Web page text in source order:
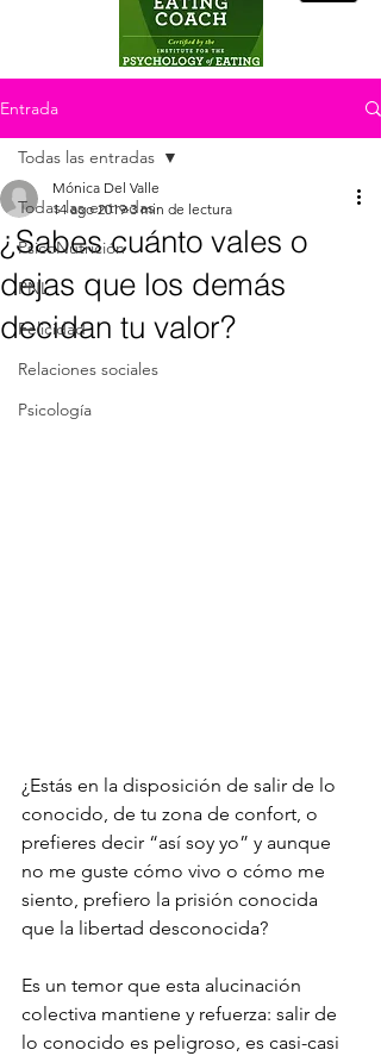
Entrada
Todas las entradas
PsicoNutrición
PNL
Felicidad
Relaciones sociales
Psicología
Todas las entradas
¿Sabes cuánto vales o
dejas que los demás
decidan tu valor?
Mónica Del Valle
14 ago 2019 3 min de lectura
¿Estás en la disposición de salir de lo
conocido, de tu zona de confort, o
prefieres decir “así soy yo” y aunque
no me guste cómo vivo o cómo me
siento, prefiero la prisión conocida
que la libertad desconocida?
Es un temor que esta alucinación
colectiva mantiene y refuerza: salir de
lo conocido es peligroso, es casi-casi